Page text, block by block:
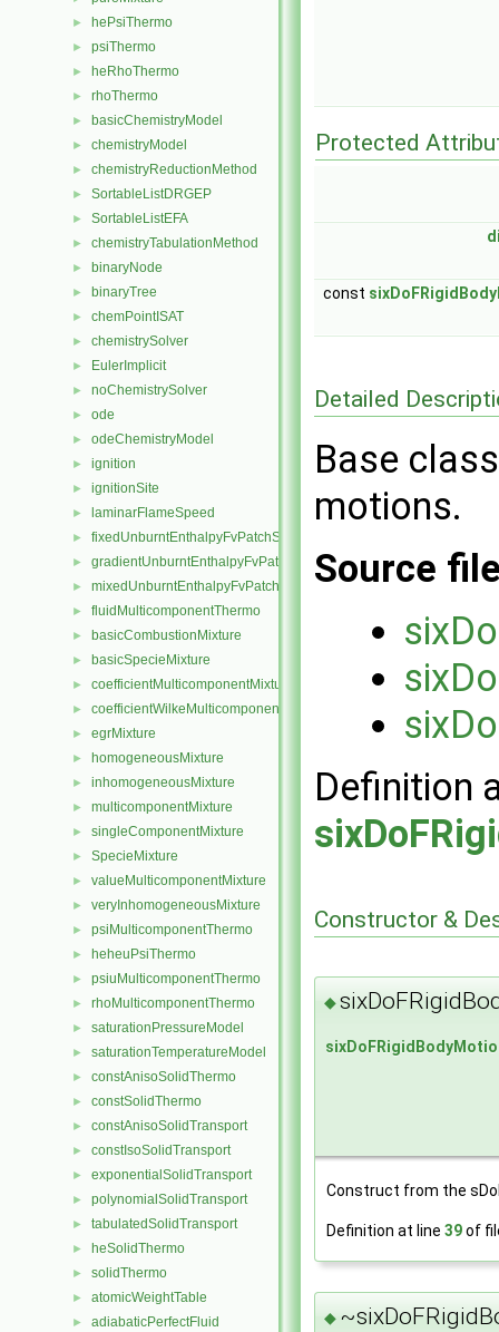
► hePsiThermo
► psiThermo
► heRhoThermo
► rhoThermo
► basicChemistryModel
► chemistryModel
► chemistryReductionMethod
► SortableListDRGEP
► SortableListEFA
► chemistryTabulationMethod
► binaryNode
► binaryTree
► chemPointISAT
► chemistrySolver
► EulerImplicit
► noChemistrySolver
► ode
► odeChemistryModel
► ignition
► ignitionSite
► laminarFlameSpeed
► fixedUnburntEnthalpyFvPatchScalarField
► gradientUnburntEnthalpyFvPatchScalarField
► mixedUnburntEnthalpyFvPatchScalarField
► fluidMulticomponentThermo
► basicCombustionMixture
► basicSpecieMixture
► coefficientMulticomponentMixture
► coefficientWilkeMulticomponentMixture
► egrMixture
► homogeneousMixture
► inhomogeneousMixture
► multicomponentMixture
► singleComponentMixture
► SpecieMixture
► valueMulticomponentMixture
► veryInhomogeneousMixture
► psiMulticomponentThermo
► heheuPsiThermo
► psiuMulticomponentThermo
► rhoMulticomponentThermo
► saturationPressureModel
► saturationTemperatureModel
► constAnisoSolidThermo
► constSolidThermo
► constAnisoSolidTransport
► constIsoSolidTransport
► exponentialSolidTransport
► polynomialSolidTransport
► tabulatedSolidTransport
► heSolidThermo
► solidThermo
► atomicWeightTable
► adiabaticPerfectFluid
Protected
const
Detailed
Base
motions.
Source
Definition
Constructor &
◆
Construct from the
Definition at line 39of
◆